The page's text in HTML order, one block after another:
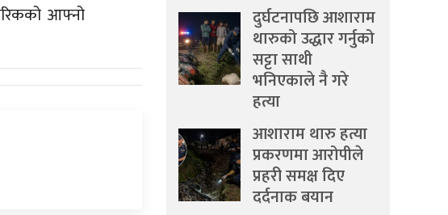
आफ्नो
दुर्घटनापछि आशाराम
थारुको उद्धार गर्नुको
सट्टा साथी
भनिएकाले नै गरे
हत्या
आशाराम थारु हत्या
प्रकरणमा आरोपीले
प्रहरी समक्ष दिए
दर्दनाक बयान